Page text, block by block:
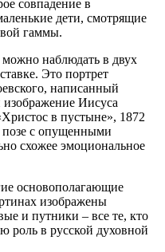
совпадение в
дети, смотрящие
гаммы.
можно наблюдать в двух
Это портрет
написанный
Иисуса
в пустыне», 1872
позе с опущенными
схожее эмоциональное
основополагающие
изображены
и путники – все те, кто
роль в русской духовной